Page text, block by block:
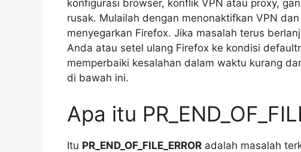
konfigurasi browser, konflik VPN atau proxy,
rusak. Mulailah dengan menonaktifkan VPN
menyegarkan Firefox. Jika masalah terus
Anda atau setel ulang Firefox ke kondisi
memperbaiki kesalahan dalam waktu kurang
di bawah ini.
Apa itu
Itu PR_END_OF_FILE_ERROR adalah masalah